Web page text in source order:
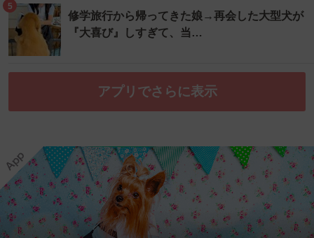
5
修学旅行から帰ってきた娘→再会した大型犬が
『大喜び』しすぎて、当…
アプリでさらに表示